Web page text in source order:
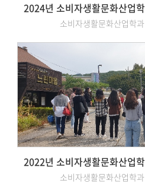
소비자생활문화산업학과
소비자생활문화산업학과